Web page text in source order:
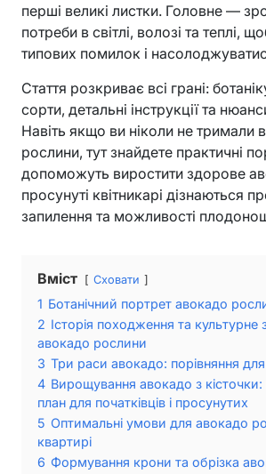
перші великі листки. Головне —
потреби в світлі, волозі та теплі,
типових помилок і
Стаття розкриває всі грані:
сорти, детальні інструкції та
Навіть якщо ви ніколи не тримали
рослини, тут знайдете практичні
допоможуть виростити здорове
просунуті квітникарі дізнаються
запилення та можливості
Вміст Сховати
1 Ботанічний портрет авокадо
2 Історія походження та культурне
авокадо рослини
3 Три раси авокадо: порівняння
4 Вирощування авокадо з
план для початківців і просунутих
5 Оптимальні умови для авокадо
квартирі
6 Формування крони та обрізка